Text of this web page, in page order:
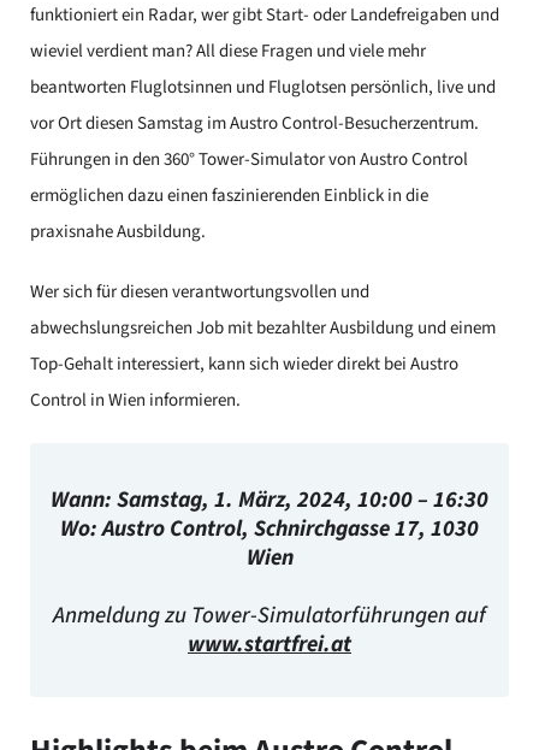
funktioniert ein Radar, wer gibt Start- oder Landefreigaben und
wieviel verdient man? All diese Fragen und viele mehr
beantworten Fluglotsinnen und Fluglotsen persönlich, live und
vor Ort diesen Samstag im Austro Control-Besucherzentrum.
Führungen in den 360° Tower-Simulator von Austro Control
ermöglichen dazu einen faszinierenden Einblick in die
praxisnahe Ausbildung.
Wer sich für diesen verantwortungsvollen und
abwechslungsreichen Job mit bezahlter Ausbildung und einem
Top-Gehalt interessiert, kann sich wieder direkt bei Austro
Control in Wien informieren.
Wann: Samstag, 1. März, 2024, 10:00 – 16:30
Wo: Austro Control, Schnirchgasse 17, 1030
Wien
Anmeldung zu Tower-Simulatorführungen auf
www.startfrei.at